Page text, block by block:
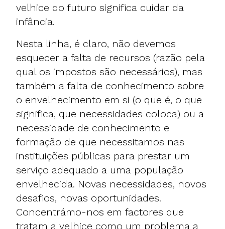
velhice do futuro significa cuidar da
infância.
Nesta linha, é claro, não devemos
esquecer a falta de recursos (razão pela
qual os impostos são necessários), mas
também a falta de conhecimento sobre
o envelhecimento em si (o que é, o que
significa, que necessidades coloca) ou a
necessidade de conhecimento e
formação de que necessitamos nas
instituições públicas para prestar um
serviço adequado a uma população
envelhecida. Novas necessidades, novos
desafios, novas oportunidades.
Concentrámo-nos em factores que
tratam a velhice como um problema a